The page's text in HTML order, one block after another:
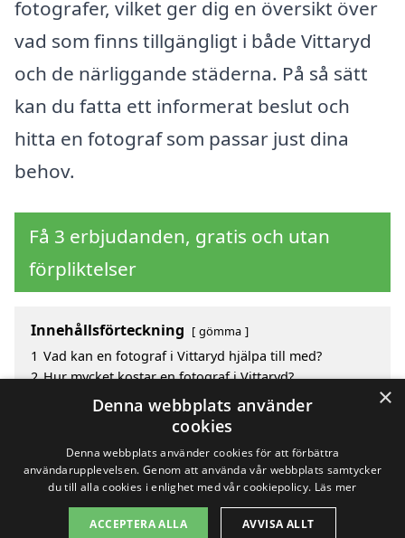
fotografer, vilket ger dig en översikt över
vad som finns tillgängligt i både Vittaryd
och de närliggande städerna. På så sätt
kan du fatta ett informerat beslut och
hitta en fotograf som passar just dina
behov.
Få 3 erbjudanden, gratis och utan
förpliktelser
Innehållsförteckning gömma
1 Vad kan en fotograf i Vittaryd hjälpa till med?
2 Hur mycket kostar en fotograf i Vittaryd?
Fördelar med att välja fotograf i Vittaryd
Sök efter en skicklig fotograf i de omgivande
Copyright 2026 - Pilanto Aps
×
Denna webbplats använder
cookies
Denna webbplats använder cookies för att förbättra
användarupplevelsen. Genom att använda vår webbplats samtycker
du till alla cookies i enlighet med vår cookiepolicy. Läs mer
ACCEPTERA ALLA AVVISA ALLT